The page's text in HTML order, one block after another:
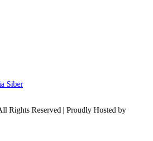
Siber
Rights Reserved | Proudly Hosted by